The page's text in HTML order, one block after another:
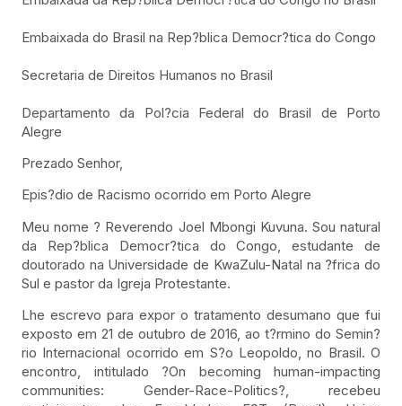
Embaixada do Brasil na Rep?blica Democr?tica do Congo
Secretaria de Direitos Humanos no Brasil
Departamento da Pol?cia Federal do Brasil de Porto
Alegre
Prezado Senhor,
Epis?dio de Racismo ocorrido em Porto Alegre
Meu nome ? Reverendo Joel Mbongi Kuvuna. Sou natural
da Rep?blica Democr?tica do Congo, estudante de
doutorado na Universidade de KwaZulu-Natal na ?frica do
Sul e pastor da Igreja Protestante.
Lhe escrevo para expor o tratamento desumano que fui
exposto em 21 de outubro de 2016, ao t?rmino do Semin?
rio Internacional ocorrido em S?o Leopoldo, no Brasil. O
encontro, intitulado ?On becoming human-impacting
communities: Gender-Race-Politics?, recebeu